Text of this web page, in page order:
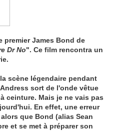
premier James Bond de
Dr No". Ce film rencontra un
scène légendaire pendant
sort de l'onde vêtue
ceinture. Mais je ne vais pas
En effet, une erreur
que Bond (alias Sean
et se met à préparer son